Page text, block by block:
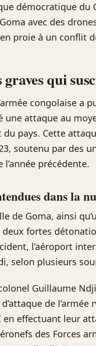
démocratique du
avec des
proie à un conflit
graves qui
congolaise a
une attaque au
du pays. Cette
soutenu par des
précédente.
dans la
de Goma, ainsi
fortes
l’aéroport
selon plusieurs
Guillaume
de
en effectuant leur
des Forces